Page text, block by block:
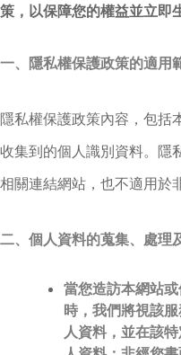
策，以保障您的權益並立即
一、隱私權保護政策的適用
隱私權保護政策內容，包括
收集到的個人識別資料。隱
相關連結網站，也不適用於
二、個人資料的蒐集、處理
當您造訪本網站
時，我們將視該
人資料，並在該